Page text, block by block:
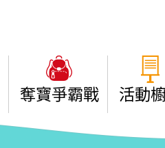
奪寶爭霸戰 活動